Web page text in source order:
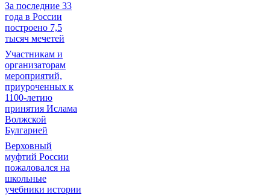
За последние 33
года в России
построено 7,5
тысяч мечетей
Участникам и
организаторам
мероприятий,
приуроченных к
1100-летию
принятия Ислама
Волжской
Булгарией
Верховный
муфтий России
пожаловался на
школьные
учебники истории